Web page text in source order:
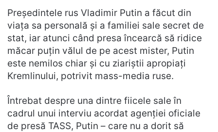
Preşedintele rus Vladimir Putin a făcut din
viaţa sa personală şi a familiei sale secret de
stat, iar atunci când presa încearcă să ridice
măcar puţin vălul de pe acest mister, Putin
este nemilos chiar şi cu ziariştii apropiaţi
Kremlinului, potrivit mass-media ruse.
Întrebat despre una dintre fiicele sale în
cadrul unui interviu acordat agenţiei oficiale
de presă TASS, Putin – care nu a dorit să